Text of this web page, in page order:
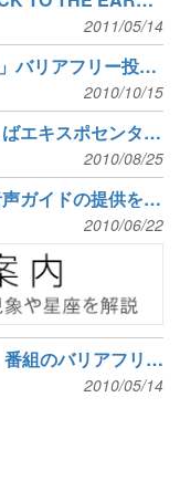
2011/05/14
浜松科学館、「HAYABUSA」バリアフリー投影を再び開催
2010/10/15
望遠鏡を使いこなそう！つくばエキスポセンター新番組と上坂監督写真展
2010/08/25
「はやぶさ」全天周映画、音声ガイドの提供を開始
2010/06/22
6月5日、浜松で「はやぶさ」番組のバリアフリー投影と監督講演
2010/05/14